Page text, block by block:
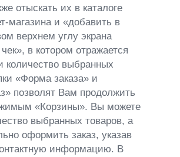
отыскать их в каталоге
магазина и «добавить в
верхнем углу экрана
в котором отражается
количество выбранных
«Форма заказа» и
позволят Вам продолжить
«Корзины». Вы можете
выбранных товаров, а
оформить заказ, указав
информацию. В